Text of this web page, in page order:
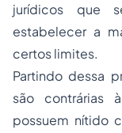
jurídicos que
estabelecer a
certos limites.
Partindo dessa
são contrárias
possuem nítido